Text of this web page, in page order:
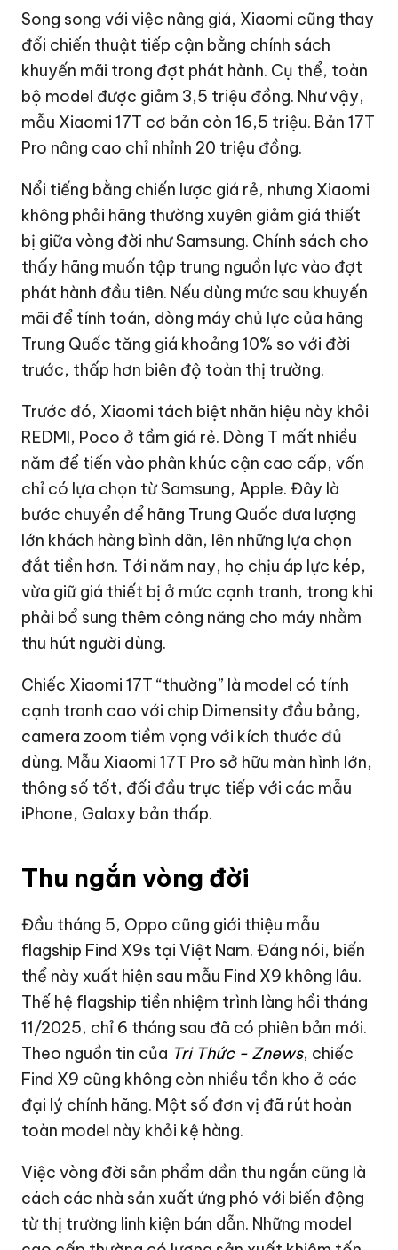
Song song với việc nâng giá, Xiaomi cũng thay
đổi chiến thuật tiếp cận bằng chính sách
khuyến mãi trong đợt phát hành. Cụ thể, toàn
bộ model được giảm 3,5 triệu đồng. Như vậy,
mẫu Xiaomi 17T cơ bản còn 16,5 triệu. Bản 17T
Pro nâng cao chỉ nhỉnh 20 triệu đồng.
Nổi tiếng bằng chiến lược giá rẻ, nhưng Xiaomi
không phải hãng thường xuyên giảm giá thiết
bị giữa vòng đời như Samsung. Chính sách cho
thấy hãng muốn tập trung nguồn lực vào đợt
phát hành đầu tiên. Nếu dùng mức sau khuyến
mãi để tính toán, dòng máy chủ lực của hãng
Trung Quốc tăng giá khoảng 10% so với đời
trước, thấp hơn biên độ toàn thị trường.
Trước đó, Xiaomi tách biệt nhãn hiệu này khỏi
REDMI, Poco ở tầm giá rẻ. Dòng T mất nhiều
năm để tiến vào phân khúc cận cao cấp, vốn
chỉ có lựa chọn từ Samsung, Apple. Đây là
bước chuyển để hãng Trung Quốc đưa lượng
lớn khách hàng bình dân, lên những lựa chọn
đắt tiền hơn. Tới năm nay, họ chịu áp lực kép,
vừa giữ giá thiết bị ở mức cạnh tranh, trong khi
phải bổ sung thêm công năng cho máy nhằm
thu hút người dùng.
Chiếc Xiaomi 17T “thường” là model có tính
cạnh tranh cao với chip Dimensity đầu bảng,
camera zoom tiềm vọng với kích thước đủ
dùng. Mẫu Xiaomi 17T Pro sở hữu màn hình lớn,
thông số tốt, đối đầu trực tiếp với các mẫu
iPhone, Galaxy bản thấp.
Thu ngắn vòng đời
Đầu tháng 5, Oppo cũng giới thiệu mẫu
flagship Find X9s tại Việt Nam. Đáng nói, biến
thể này xuất hiện sau mẫu Find X9 không lâu.
Thế hệ flagship tiền nhiệm trình làng hồi tháng
11/2025, chỉ 6 tháng sau đã có phiên bản mới.
Theo nguồn tin của Tri Thức - Znews, chiếc
Find X9 cũng không còn nhiều tồn kho ở các
đại lý chính hãng. Một số đơn vị đã rút hoàn
toàn model này khỏi kệ hàng.
Việc vòng đời sản phẩm dần thu ngắn cũng là
cách các nhà sản xuất ứng phó với biến động
từ thị trường linh kiện bán dẫn. Những model